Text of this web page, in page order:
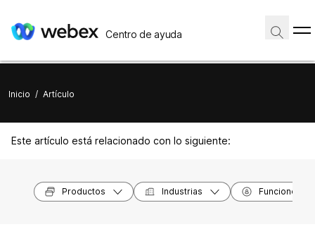
Centro de ayuda
Inicio / Artículo
Este artículo está relacionado con lo siguiente:
Productos Industrias Funciones